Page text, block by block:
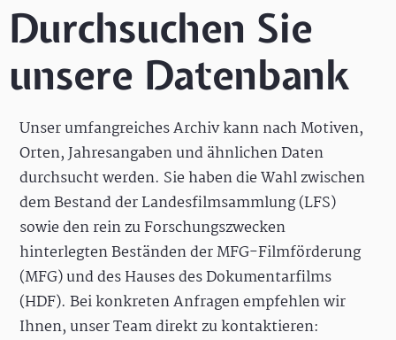
Durchsuchen Sie
unsere Datenbank
Unser umfangreiches Archiv kann nach Motiven,
Orten, Jahresangaben und ähnlichen Daten
durchsucht werden. Sie haben die Wahl zwischen
dem Bestand der Landesfilmsammlung (LFS)
sowie den rein zu Forschungszwecken
hinterlegten Beständen der MFG-Filmförderung
(MFG) und des Hauses des Dokumentarfilms
(HDF). Bei konkreten Anfragen empfehlen wir
Ihnen, unser Team direkt zu kontaktieren: